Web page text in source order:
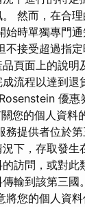
然而，在合
時單獨專門
接受超過指
頁面上的說明
流程以達到退
優
您的個人資料
提供者位於
下，存取發
訪問​​，或對此
輸到該第三
將您的個人資